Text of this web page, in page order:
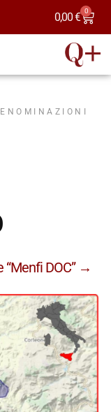
0,00€ 0
DOC” →